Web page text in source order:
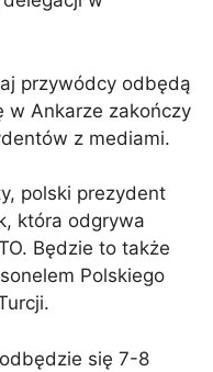
przywódcy odbędą
w Ankarze zakończy
z mediami.
polski prezydent
która odgrywa
Będzie to także
Polskiego
się 7-8